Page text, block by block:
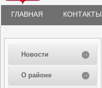
ГЛАВНАЯ КОНТАКТЫ
Новости
О районе